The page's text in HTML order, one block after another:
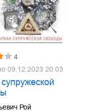
4
09.12.2023 20:03
Рой